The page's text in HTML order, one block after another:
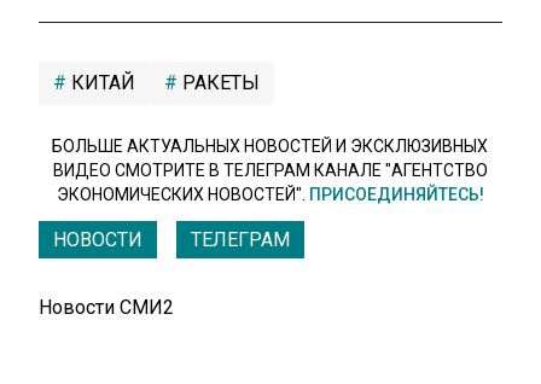
КИТАЙ РАКЕТЫ
БОЛЬШЕ АКТУАЛЬНЫХ НОВОСТЕЙ И ЭКСКЛЮЗИВНЫХ
ВИДЕО СМОТРИТЕ В ТЕЛЕГРАМ КАНАЛЕ "АГЕНТСТВО
ЭКОНОМИЧЕСКИХ НОВОСТЕЙ". ПРИСОЕДИНЯЙТЕСЬ!
НОВОСТИ ТЕЛЕГРАМ
Новости СМИ2